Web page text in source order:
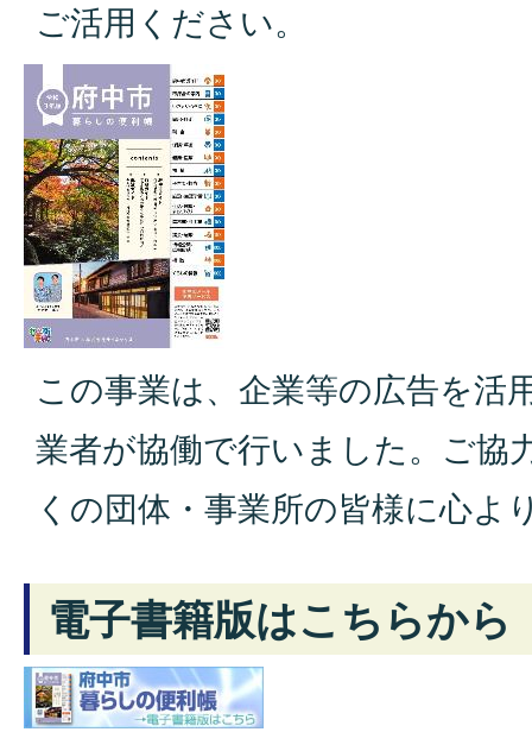
ご活用ください。
この事業は、企業等の広告を活
業者が協働で行いました。ご協
くの団体・事業所の皆様に心よ
電子書籍版はこちらから